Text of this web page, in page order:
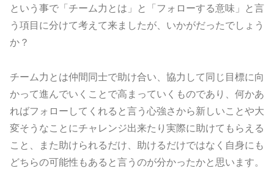
という事で「チーム力とは」と「フォローする意味」と言
う項目に分けて考えて来ましたが、いかがだったでしょう
か？
チーム力とは仲間同士で助け合い、協力して同じ目標に向
かって進んでいくことで高まっていくものであり、何かあ
ればフォローしてくれると言う心強さから新しいことや大
変そうなことにチャレンジ出来たり実際に助けてもらえる
こと、また助けられるだけ、助けるだけではなく自身にも
どちらの可能性もあると言うのが分かったかと思います。